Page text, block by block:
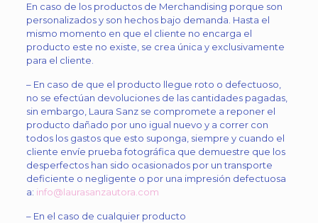
En caso de los productos de Merchandising porque son
personalizados y son hechos bajo demanda. Hasta el
mismo momento en que el cliente no encarga el
producto este no existe, se crea única y exclusivamente
para el cliente.
– En caso de que el producto llegue roto o defectuoso,
no se efectúan devoluciones de las cantidades pagadas,
sin embargo, Laura Sanz se compromete a reponer el
producto dañado por uno igual nuevo y a correr con
todos los gastos que esto suponga, siempre y cuando el
cliente envíe prueba fotográfica que demuestre que los
desperfectos han sido ocasionados por un transporte
deficiente o negligente o por una impresión defectuosa
a: info@laurasanzautora.com
– En el caso de cualquier producto